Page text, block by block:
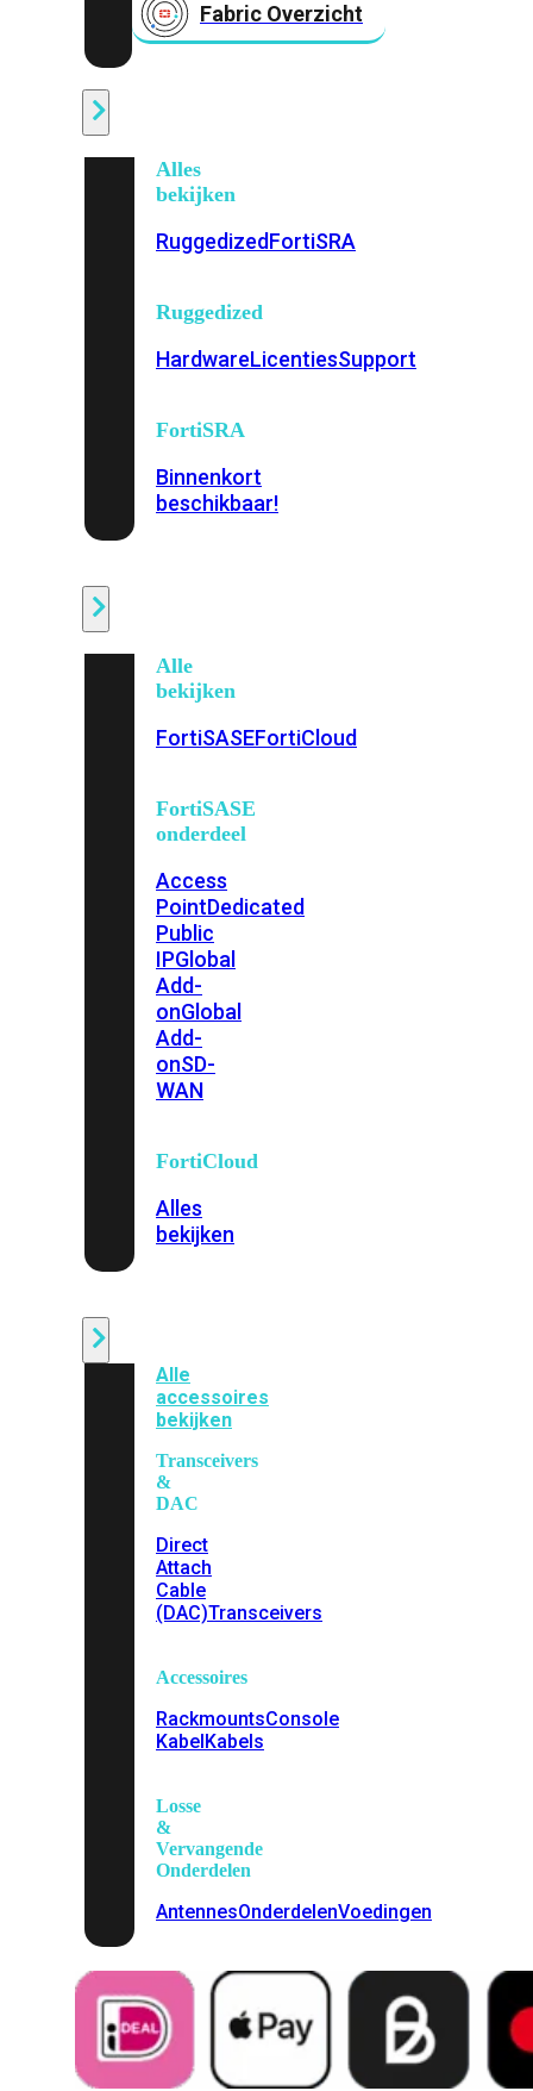
Fabric Overzicht
Alles
bekijken
RuggedizedFortiSRA
Ruggedized
HardwareLicentiesSupport
FortiSRA
Binnenkort
beschikbaar!
Alle
bekijken
FortiSASEFortiCloud
FortiSASE
onderdeel
Access
PointDedicated
Public
IPGlobal
Add-
onGlobal
Add-
onSD-
WAN
FortiCloud
Alles
bekijken
Alle
accessoires
bekijken
Transceivers
&
DAC
Direct
Attach
Cable
(DAC)Transceivers
Accessoires
RackmountsConsole
KabelKabels
Losse
&
Vervangende
Onderdelen
AntennesOnderdelenVoedingen